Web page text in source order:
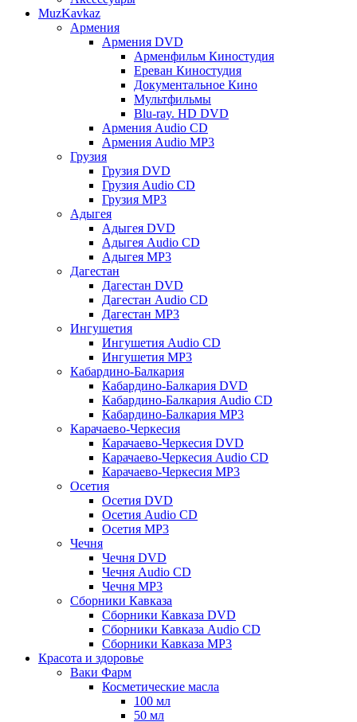
MuzKavkaz
Армения
Армения DVD
Арменфильм Киностудия
Ереван Киностудия
Документальное Кино
Мультфильмы
Blu-ray. HD DVD
Армения Audio CD
Армения Audio MP3
Грузия
Грузия DVD
Грузия Audio CD
Грузия MP3
Адыгея
Адыгея DVD
Адыгея Audio CD
Адыгея MP3
Дагестан
Дагестан DVD
Дагестан Audio CD
Дагестан MP3
Ингушетия
Ингушетия Audio CD
Ингушетия MP3
Кабардино-Балкария
Кабардино-Балкария DVD
Кабардино-Балкария Audio CD
Кабардино-Балкария MP3
Карачаево-Черкесия
Карачаево-Черкесия DVD
Карачаево-Черкесия Audio CD
Карачаево-Черкесия MP3
Осетия
Осетия DVD
Осетия Audio CD
Осетия MP3
Чечня
Чечня DVD
Чечня Audio CD
Чечня MP3
Сборники Кавказа
Сборники Кавказа DVD
Сборники Кавказа Audio CD
Сборники Кавказа MP3
Красота и здоровье
Ваки Фарм
Косметические масла
100 мл
50 мл